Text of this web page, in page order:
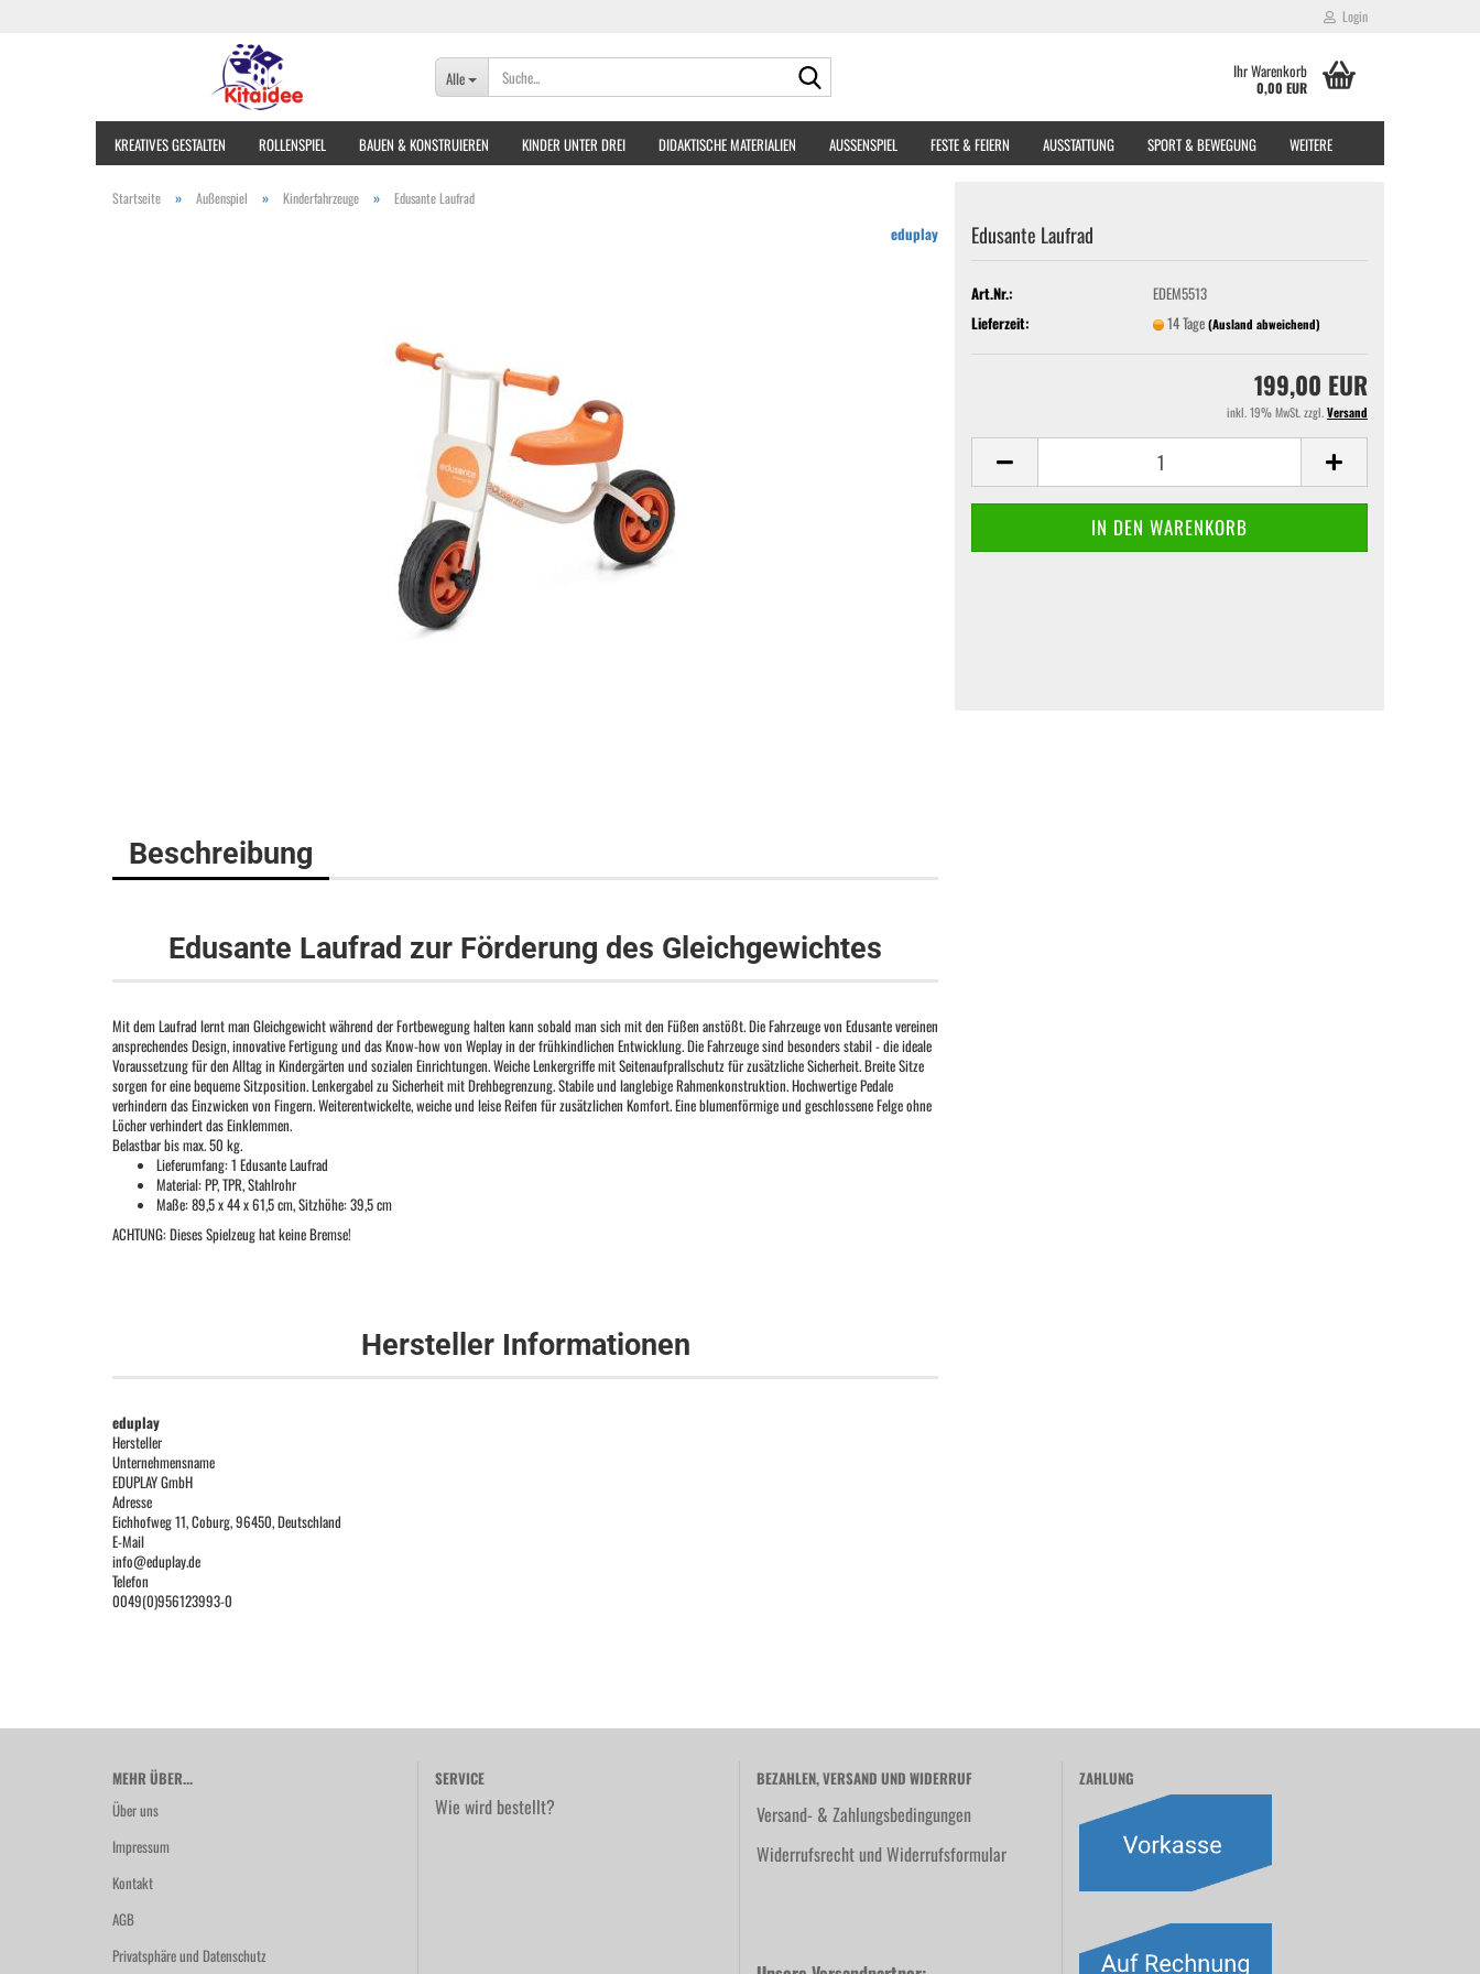
Login
Alle Ihr Warenkorb
0,00 EUR
KREATIVES GESTALTEN ROLLENSPIEL BAUEN & KONSTRUIEREN KINDER UNTER DREI DIDAKTISCHE MATERIALIEN AUSSENSPIEL FESTE & FEIERN AUSSTATTUNG SPORT & BEWEGUNG WEITERE
Startseite » Außenspiel » Kinderfahrzeuge » Edusante Laufrad
eduplay Edusante Laufrad
Art.Nr.:
EDEM5513
Lieferzeit:
14 Tage(Ausland abweichend)
199,00 EUR
inkl. 19% MwSt. zzgl.Versand
Beschreibung
Edusante Laufrad zur Förderung des Gleichgewichtes
Mit dem Laufrad lernt man Gleichgewicht während der Fortbewegung halten kann sobald man sich mit den Füßen anstößt. Die Fahrzeuge von Edusante vereinen
ansprechendes Design, innovative Fertigung und das Know-how von Weplay in der frühkindlichen Entwicklung. Die Fahrzeuge sind besonders stabil - die ideale
Voraussetzung für den Alltag in Kindergärten und sozialen Einrichtungen. Weiche Lenkergriffe mit Seitenaufprallschutz für zusätzliche Sicherheit. Breite Sitze
sorgen for eine bequeme Sitzposition. Lenkergabel zu Sicherheit mit Drehbegrenzung. Stabile und langlebige Rahmenkonstruktion. Hochwertige Pedale
verhindern das Einzwicken von Fingern. Weiterentwickelte, weiche und leise Reifen für zusätzlichen Komfort. Eine blumenförmige und geschlossene Felge ohne
Löcher verhindert das Einklemmen.
Belastbar bis max. 50 kg.
Lieferumfang: 1 Edusante Laufrad
Material: PP, TPR, Stahlrohr
Maße: 89,5 x 44 x 61,5 cm, Sitzhöhe: 39,5 cm
ACHTUNG: Dieses Spielzeug hat keine Bremse!
Hersteller Informationen
eduplay
Hersteller
Unternehmensname
EDUPLAY GmbH
Adresse
Eichhofweg 11, Coburg, 96450, Deutschland
E-Mail
info@eduplay.de
Telefon
0049(0)956123993-0
MEHR ÜBER...
Über uns
Impressum
Kontakt
AGB
Privatsphäre und Datenschutz
SERVICE
Wie wird bestellt?
BEZAHLEN, VERSAND UND WIDERRUF
Versand- & Zahlungsbedingungen
Widerrufsrecht und Widerrufsformular
ZAHLUNG